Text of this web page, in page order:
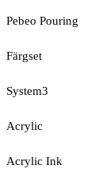
Pebeo Pouring
Färgset
System3
Acrylic
Acrylic Ink